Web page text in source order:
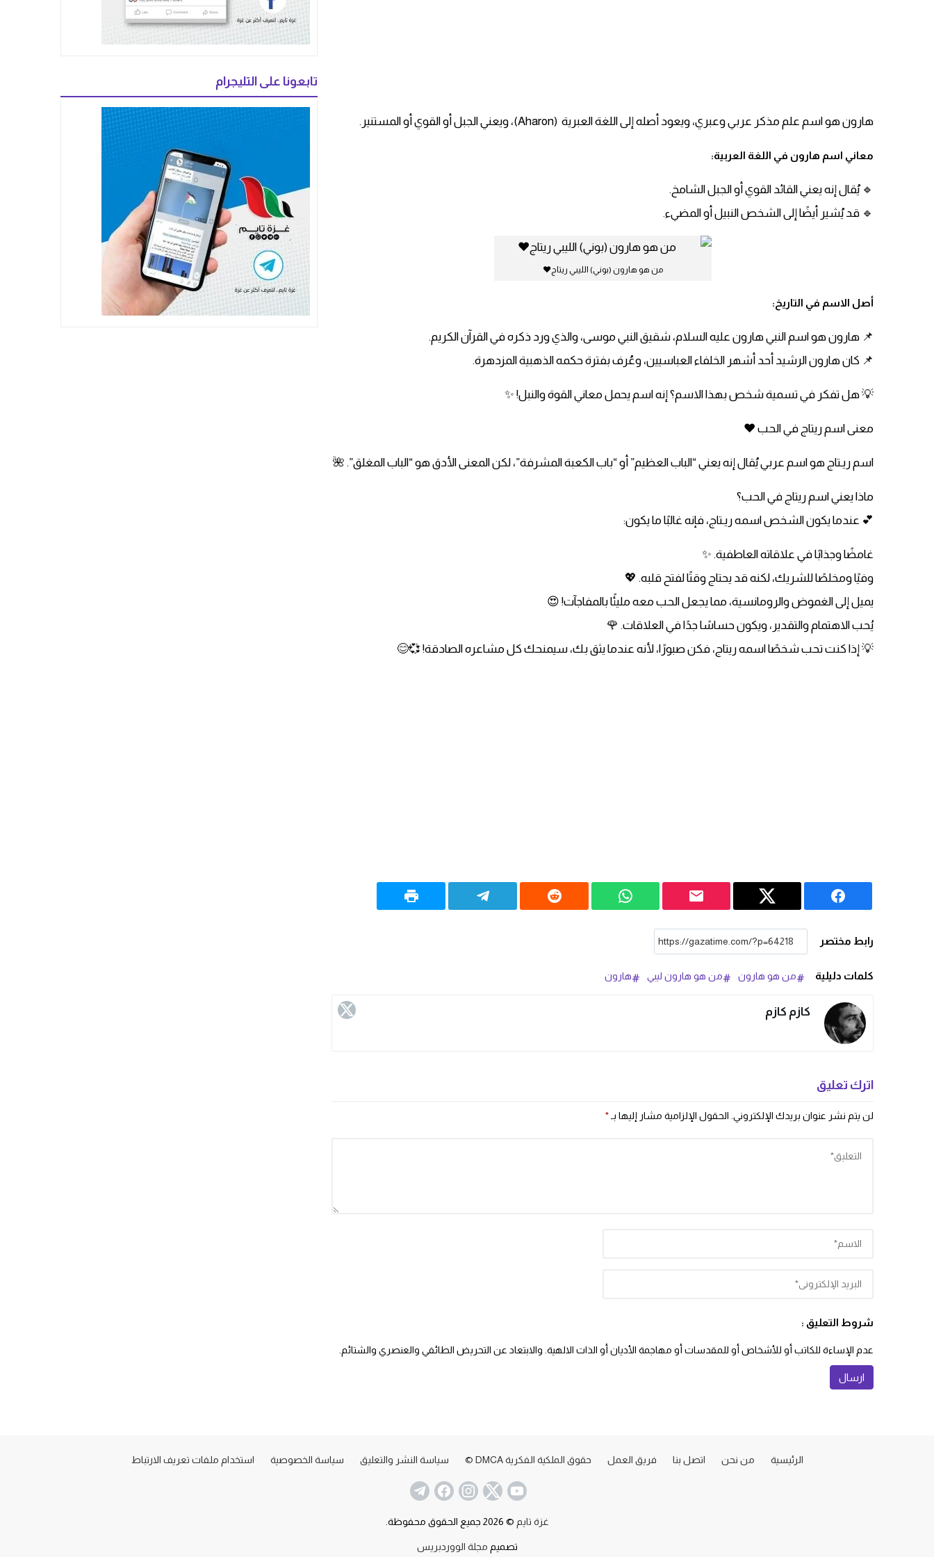
هارون هو اسم علم مذكر عربي وعبري، ويعود أصله إلى اللغة العبرية (Aharon)، ويعني الجبل أو القوي أو المستنير.
معاني اسم هارون في اللغة العربية:
🔹 يُقال إنه يعني القائد القوي أو الجبل الشامخ.
🔹 قد يُشير أيضًا إلى الشخص النبيل أو المضيء.
من هو هارون (بوني) الليبي ريتاج❤️
أصل الاسم في التاريخ:
📌 هارون هو اسم النبي هارون عليه السلام، شقيق النبي موسى، والذي ورد ذكره في القرآن الكريم.
📌 كان هارون الرشيد أحد أشهر الخلفاء العباسيين، وعُرف بفترة حكمه الذهبية المزدهرة.
💡 هل تفكر في تسمية شخص بهذا الاسم؟ إنه اسم يحمل معاني القوة والنبل! ✨
معنى اسم ريتاج في الحب ❤️
اسم ريـتاج هو اسم عربي يُقال إنه يعني “الباب العظيم” أو “باب الكعبة المشرفة”، لكن المعنى الأدق هو “الباب المغلق”. 🌺
ماذا يعني اسم ريتاج في الحب؟
💕 عندما يكون الشخص اسمه ريـتاج، فإنه غالبًا ما يكون:
غامضًا وجذابًا في علاقاته العاطفية. ✨
وفيًا ومخلصًا للشريك، لكنه قد يحتاج وقتًا لفتح قلبه. 💖
يميل إلى الغموض والرومانسية، مما يجعل الحب معه مليئًا بالمفاجآت! 😍
يُحب الاهتمام والتقدير، ويكون حساسًا جدًا في العلاقات. 🌹
💡 إذا كنت تحب شخصًا اسمه ريتاج، فكن صبورًا، لأنه عندما يثق بك، سيمنحك كل مشاعره الصادقة! 💞😊
رابط مختصر
كلمات دليلية من هو هارون من هو هارون ليبي هارون
كازم كازم
اترك تعليق
لن يتم نشر عنوان بريدك الإلكتروني. الحقول الإلزامية مشار إليها بـ*
شروط التعليق :
عدم الإساءة للكاتب أو للأشخاص أو للمقدسات أو مهاجمة الأديان أو الذات الالهية. والابتعاد عن التحريض الطائفي والعنصري والشتائم.
تابعونا على التليجرام
الرئيسية من نحن اتصل بنا فريق العمل حقوق الملكية الفكرية DMCA © سياسة النشر والتعليق سياسة الخصوصية استخدام ملفات تعريف الارتباط
غزة تايم © 2026 جميع الحقوق محفوظة.
تصميم مجلة الووردبريس